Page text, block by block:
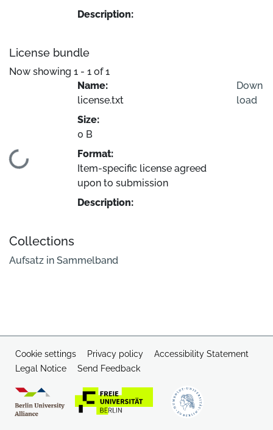
Description:
License bundle
Now showing 1 - 1 of 1
Loading...
Name:
license.txt
Size:
0 B
Format:
Item-specific license agreed
upon to submission
Description:
Down
load
Collections
Aufsatz in Sammelband
Cookie settings Privacy policy
Accessibility Statement
Legal Notice
Send Feedback